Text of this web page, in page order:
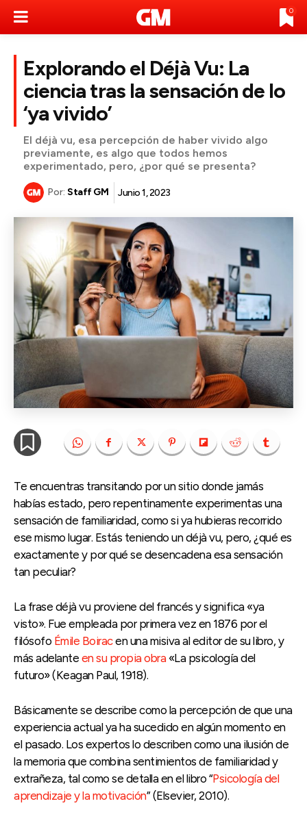
0
Explorando el Déjà Vu: La
ciencia tras la sensación de lo
‘ya vivido’
El déjà vu, esa percepción de haber vivido algo
previamente, es algo que todos hemos
experimentado, pero, ¿por qué se presenta?
Por: Staff GM Junio 1, 2023
Te encuentras transitando por un sitio donde jamás
habías estado, pero repentinamente experimentas una
sensación de familiaridad, como si ya hubieras recorrido
ese mismo lugar. Estás teniendo un déjà vu, pero, ¿qué es
exactamente y por qué se desencadena esa sensación
tan peculiar?
La frase déjà vu proviene del francés y significa «ya
visto». Fue empleada por primera vez en 1876 por el
filósofo Émile Boiracen una misiva al editor de su libro, y
más adelante en su propia obra «La psicología del
futuro» (Keagan Paul, 1918).
Básicamente se describe como la percepción de que una
experiencia actual ya ha sucedido en algún momento en
el pasado. Los expertos lo describen como una ilusión de
la memoria que combina sentimientos de familiaridad y
extrañeza, tal como se detalla en el libro “Psicología del
aprendizaje y la motivación” (Elsevier, 2010).